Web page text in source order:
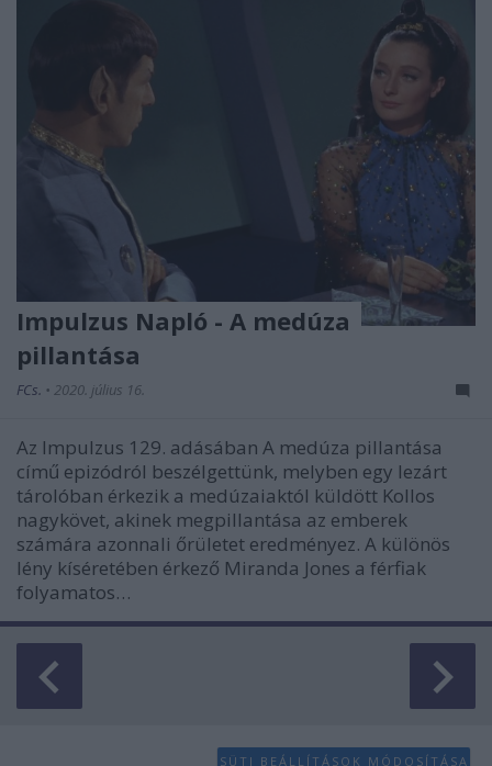
Impulzus Napló - A medúza
pillantása
FCs. • 2020. július 16.
Az Impulzus 129. adásában A medúza pillantása
című epizódról beszélgettünk, melyben egy lezárt
tárolóban érkezik a medúzaiaktól küldött Kollos
nagykövet, akinek megpillantása az emberek
számára azonnali őrületet eredményez. A különös
lény kíséretében érkező Miranda Jones a férfiak
folyamatos…
SÜTI BEÁLLÍTÁSOK MÓDOSÍTÁSA